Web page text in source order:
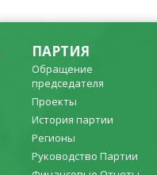
ПАРТИЯ
Обращение
председателя
Проекты
История партии
Регионы
Руководство Партии